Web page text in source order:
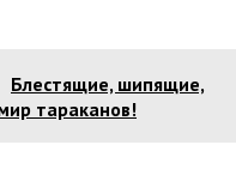
Блестящие, шипящие,
тараканов!